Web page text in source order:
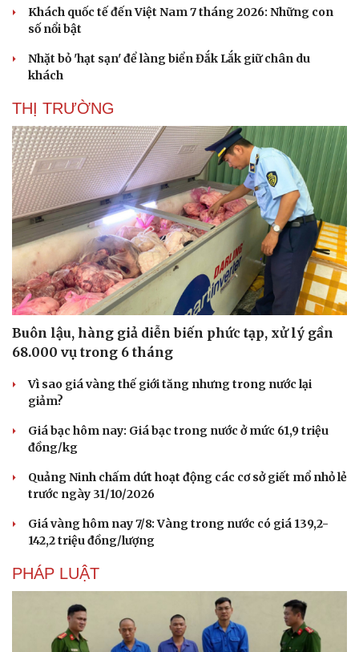
Podcast
Khách quốc tế đến Việt Nam 7 tháng 2026: Những con
số nổi bật
Nhặt bỏ 'hạt sạn' để làng biển Đắk Lắk giữ chân du
khách
THỊ TRƯỜNG
Buôn lậu, hàng giả diễn biến phức tạp, xử lý gần
68.000 vụ trong 6 tháng
Vì sao giá vàng thế giới tăng nhưng trong nước lại
giảm?
Giá bạc hôm nay: Giá bạc trong nước ở mức 61,9 triệu
đồng/kg
Quảng Ninh chấm dứt hoạt động các cơ sở giết mổ nhỏ lẻ
trước ngày 31/10/2026
Giá vàng hôm nay 7/8: Vàng trong nước có giá 139,2-
142,2 triệu đồng/lượng
PHÁP LUẬT